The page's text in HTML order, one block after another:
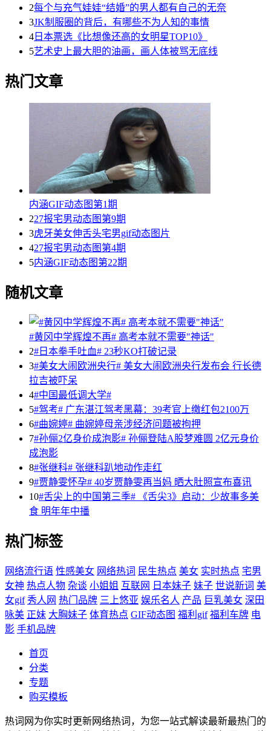
2每个与充气娃娃“结婚”的男人都有自己的无奈
3JK制服圈的背后，有哪些不为人知的事情
4 日本票选《比想像还高的女明星TOP10》
5艺术史上最大胆的油画，画人体被骂无底线
热门文章
内涵GIF动态图第1期
227报宅男动态图第9期
3虎牙美女伸舌头宅男gif动态图片
427报宅男动态图第4期
5内涵GIF动态图第22期
随机文章
#黄冈中学辉煌不再# 高考本就不需要"神话"
2#日本拳手吐血# 23秒KO打破记录
3#美女大闹欧洲央行# 美女大闹欧洲央行发布会 行长德
拉吉被吓呆
4#中国最低调大学#
5#驾考# 广东湛江驾考黑幕：39考官上缴红包2100万
6#曲婉婷# 曲婉婷母亲涉经济问题被拘押
7#孙俪2亿身价成泡影# 孙俪登陆A股梦难圆 2亿元身价
成泡影
8#张继科# 张继科趴地动作走红
9#贾静雯怀孕# 40岁贾静雯再当妈 晒大肚照宣布喜讯
10#舌尖上的中国第三季# 《舌尖3》启动：少故事多美
食 明年年中播
热门标签
网络流行语 性感美女 网络热词 民生热点 美女 实时热点 宅男
女神 热点人物 杂谈 小姐姐 互联网 日本妹子 妹子 世说新词 美
女gif 秀人网 热门品牌 三上悠亚 娱乐名人 产品 巨乳美女 深田
咏美 正妹 大胸妹子 体育热点 GIF动态图 福利gif 福利车牌 电
影 手机品牌
首页
分类
专题
购买模板
热词网为你实时更新网络热词，为您一站式解读最新最热门的